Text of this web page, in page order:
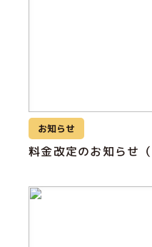
お知らせ
料金改定のお知らせ